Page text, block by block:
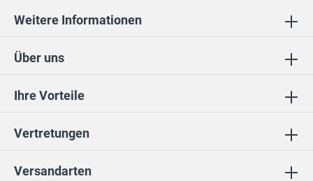
Ihre Vorteile
Vertretungen
Über uns
Weitere Informationen
Versandarten